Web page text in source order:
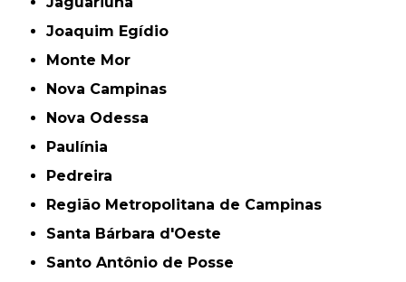
Joaquim Egídio
Monte Mor
Nova Campinas
Nova Odessa
Paulínia
Pedreira
Região Metropolitana de Campinas
Santa Bárbara d'Oeste
Santo Antônio de Posse